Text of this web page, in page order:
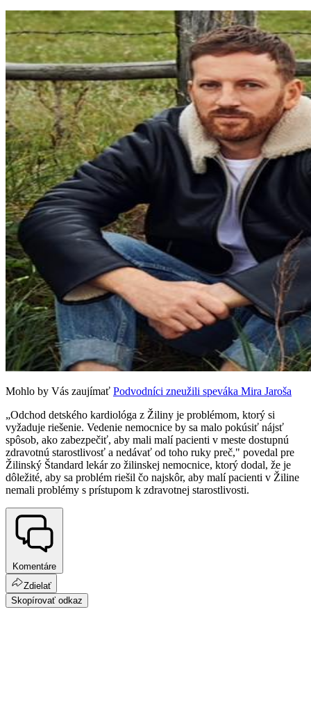
Mohlo by Vás zaujímať Podvodníci zneužili speváka Mira Jaroša
„Odchod detského kardiológa z Žiliny je problémom, ktorý si
vyžaduje riešenie. Vedenie nemocnice by sa malo pokúsiť nájsť
spôsob, ako zabezpečiť, aby mali malí pacienti v meste dostupnú
zdravotnú starostlivosť a nedávať od toho ruky preč," povedal pre
Žilinský Štandard lekár zo žilinskej nemocnice, ktorý dodal, že je
dôležité, aby sa problém riešil čo najskôr, aby malí pacienti v Žiline
nemali problémy s prístupom k zdravotnej starostlivosti.
Komentáre
Zdielať
Skopírovať odkaz